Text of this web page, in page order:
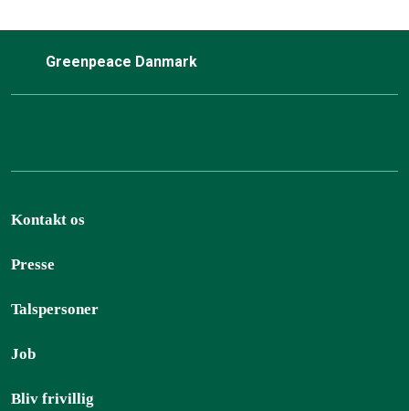
Greenpeace Danmark
Kontakt os
Presse
Talspersoner
Job
Bliv frivillig